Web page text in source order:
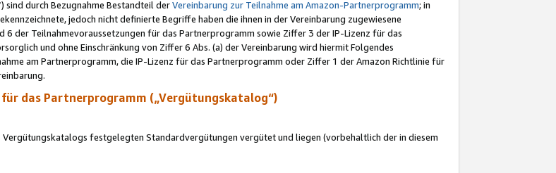
sind durch Bezugnahme Bestandteil derVereinbarung zur Teilnahme am Amazon-Partnerprogramm; in
jedoch nicht definierte Begriffe haben die ihnen in der Vereinbarung zugewiesene
6 der Teilnahmevoraussetzungen für das Partnerprogramm sowie Ziffer 3 der IP-Lizenz für das
und ohne Einschränkung von Ziffer 6 Abs. (a) der Vereinbarung wird hiermit Folgendes
am Partnerprogramm, die IP-Lizenz für das Partnerprogramm oder Ziffer 1 der Amazon Richtlinie für
das Partnerprogramm („Vergütungskatalog“)
Vergütungskatalogs festgelegten Standardvergütungen vergütet und liegen (vorbehaltlich der in diesem